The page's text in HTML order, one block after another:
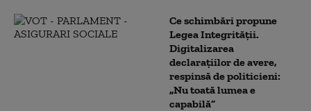
Ce schimbări propune
Legea Integrității.
Digitalizarea
declarațiilor de avere,
respinsă de politicieni:
„Nu toată lumea e
capabilă”